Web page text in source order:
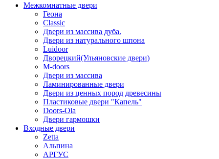
Межкомнатные двери
Геона
Classic
Двери из массива дуба.
Двери из натурального шпона
Luidoor
Дворецкий(Ульяновские двери)
M-doors
Двери из массива
Ламинированные двери
Двери из ценных пород древесины
Пластиковые двери "Капель"
Doors-Ola
Двери гармошки
Входные двери
Zetta
Альпина
АРГУС